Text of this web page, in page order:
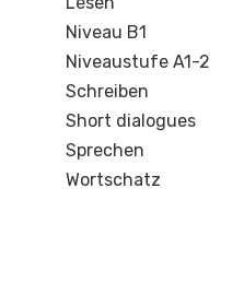
Niveau B1
Niveaustufe A1-2
Schreiben
Short dialogues
Sprechen
Wortschatz